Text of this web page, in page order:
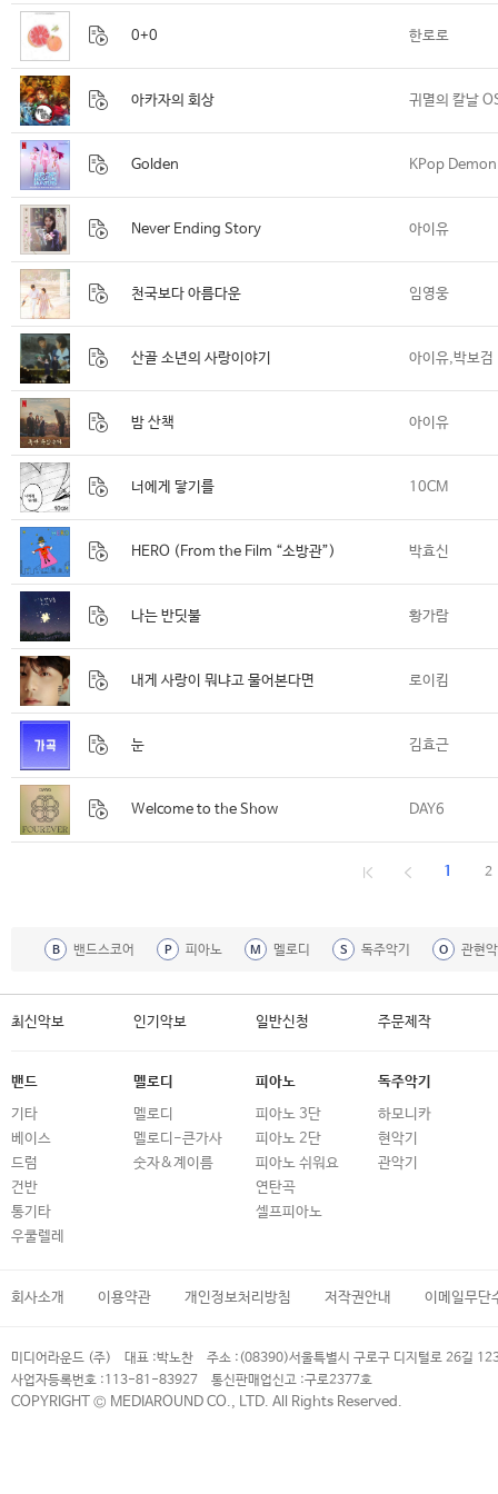
0+0 한로로
아카자의 회상 귀멸의 칼날
Golden KPop
Never Ending Story 아이유
천국보다 아름다운 임영웅
산골 소년의 사랑이야기 아이유,박보검
밤 산책 아이유
너에게 닿기를 10CM
HERO (From the Film “소방관”) 박효신
나는 반딧불 황가람
내게 사랑이 뭐냐고 물어본다면 로이킴
눈 김효근
Welcome to the Show DAY6
1 2
B 밴드스코어 P 피아노 M 멜로디 S 독주악기 O 관현
최신악보 인기악보 일반신청 주문제작
밴드
기타
베이스
드럼
건반
통기타
우쿨렐레
멜로디
멜로디
멜로디-큰가사
숫자&계이름
피아노
피아노 3단
피아노 2단
피아노 쉬워요
연탄곡
셀프피아노
독주악기
하모니카
현악기
관악기
회사소개 이용약관 개인정보처리방침 저작권안내 이메일무단
미디어라운드 (주) 대표 :박노찬 주소 : (08390)서울특별시 구로구 디지털로 26길
사업자등록번호 :113-81-83927 통신판매업신고 :구로2377호
COPYRIGHT © MEDIAROUND CO., LTD. All Rights Reserved.